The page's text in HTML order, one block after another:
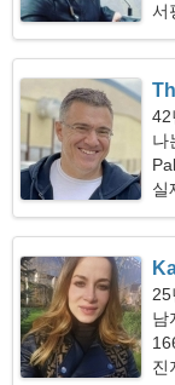
서
42
나
다
실
25
남
진